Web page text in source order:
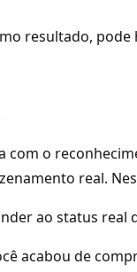
resultado,
o
real.
ao status real
acabou de